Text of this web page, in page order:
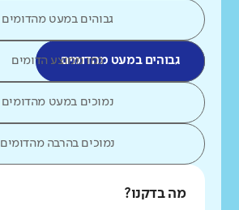
גבוהים במעט מהדומים
גבוהים במעט מהדומיםכמו ממוצע הדומים
נמוכים במעט מהדומים
נמוכים בהרבה מהדומים
מה בדקנו?